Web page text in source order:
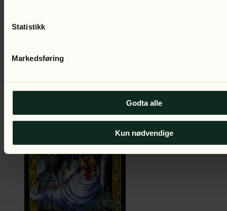
Statistikk
Markedsføring
Godta alle
Kun nødvendige